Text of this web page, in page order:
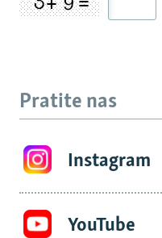
Pratite nas
Instagram
YouTube